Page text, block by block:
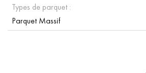
Types de parquet :
Parquet Massif